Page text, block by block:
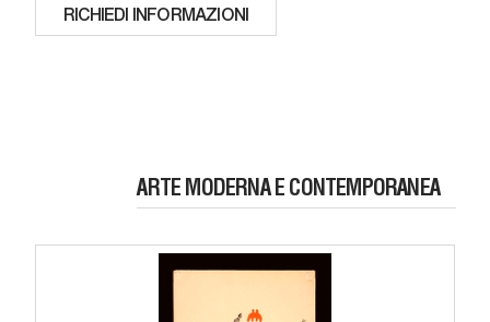
RICHIEDI INFORMAZIONI
ARTE MODERNA E CONTEMPORANEA